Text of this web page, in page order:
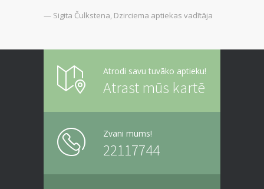
— Sigita Čulkstena, Dzirciema aptiekas vadītāja
Atrodi savu tuvāko aptieku!
Atrast mūs kartē
Zvani mums!
22117744